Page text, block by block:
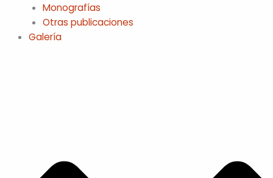
Monografías
Otras publicaciones
Galería